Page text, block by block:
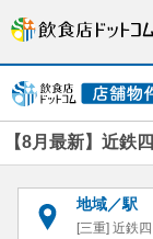
【8月最新】近鉄
地域／駅
[三重] 近鉄